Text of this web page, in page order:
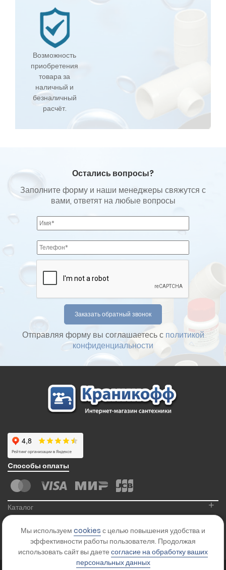
Возможность
приобретения
товара за
наличный и
безналичный
расчёт.
Остались вопросы?
Заполните форму и наши менеджеры свяжутся с
вами, ответят на любые вопросы
Отправляя форму вы соглашаетесь с политикой
конфиденциальности
Cпособы оплаты
Каталог +
Контакты
Мы используем cookies с целью повышения удобства и
эффективности работы пользователя. Продолжая
использовать сайт вы даете согласие на обработку ваших
персональных данных